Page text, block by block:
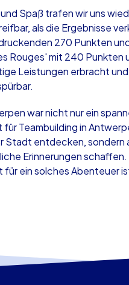
Spaß trafen wir uns
als die Ergebnisse
270 Punkten
Rouges' mit 240 Punkten
Leistungen erbracht
war nicht nur ein
Teambuilding in
Stadt entdecken, sondern
Erinnerungen
ein solches Abenteuer